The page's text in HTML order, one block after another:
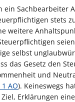
ein Sachbearbeiter
stets
weitere
selbst
das Gesetz den
und
AO). Keineswegs
Erklärungen